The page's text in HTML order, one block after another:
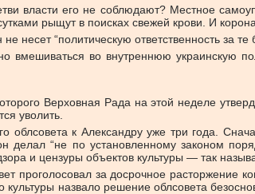
власти его не соблюдают? Местное
рыщут в поисках свежей крови. И
несет “политическую ответственность за
вмешиваться во внутреннюю украинскую
Верховная Рада на этой неделе
уволить.
облсовета к Александру уже три года.
делал “не по установленному законом
и цензуры объектов культуры — так
проголосовал за досрочное расторжение
назвало решение облсовета